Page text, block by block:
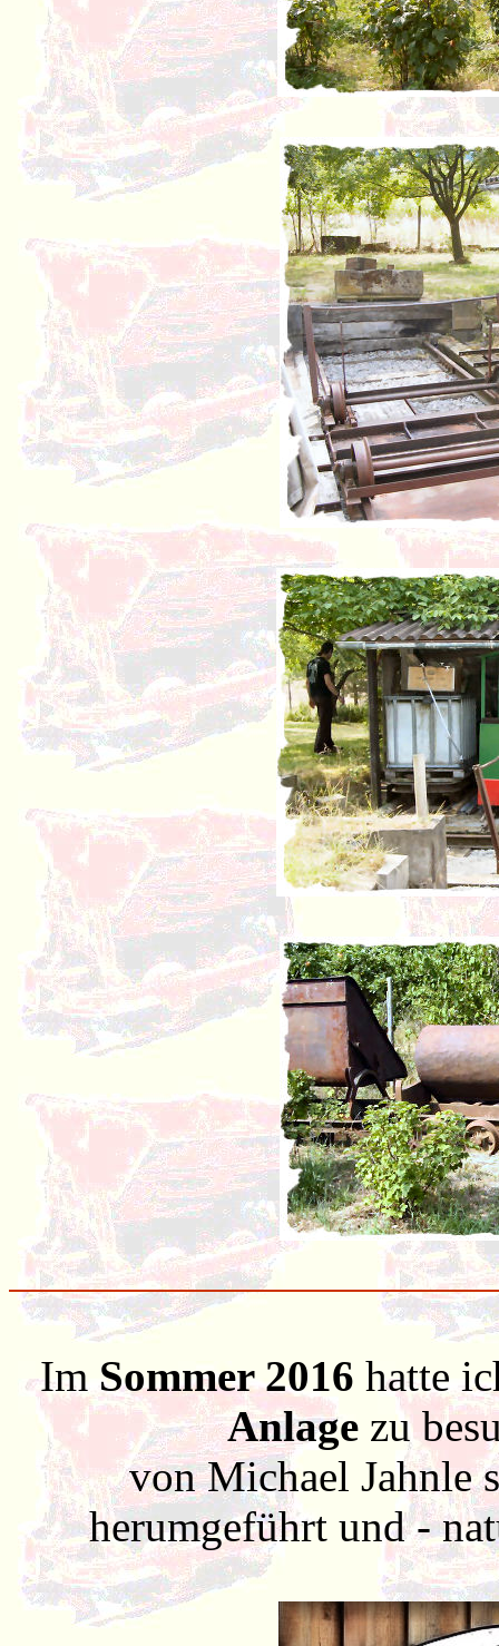
Im Sommer 2016 hatte
Anlagezu
von Michael Jahnle
herumgeführt und -